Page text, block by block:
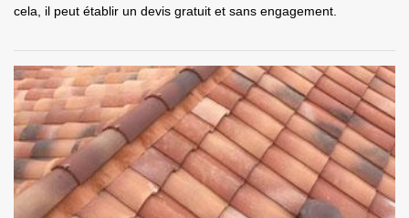
cela, il peut établir un devis gratuit et sans engagement.